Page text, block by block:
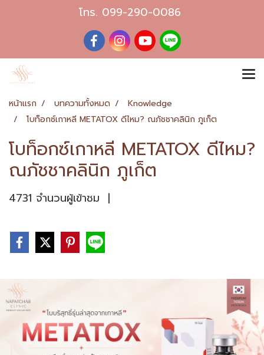
โทร. 099-290-0086
หน้าแรก บทความทั้งหมด
Knowledge
โบท็อกซ์เกาหลี METATOX ดีไหม? ณภัชชาคลินิก ภูเก็ต
โบท็อกซ์เกาหลี METATOX ดีไหม?
ณภัชชาคลินิก ภูเก็ต
4731 จำนวนผู้เข้าชม |